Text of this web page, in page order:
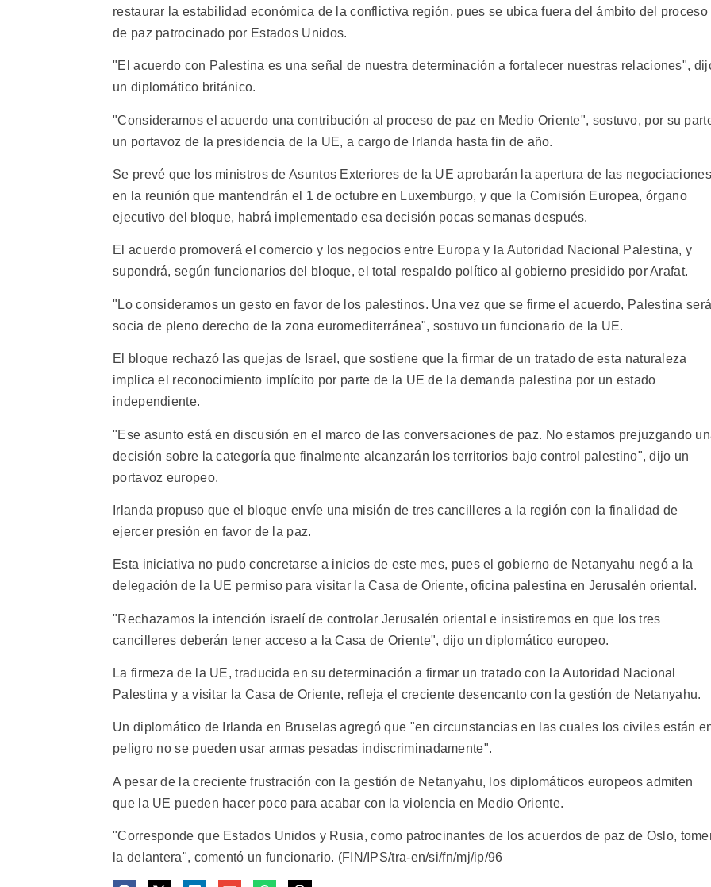
restaurar la estabilidad económica de la conflictiva región, pues se ubica fuera del ámbito del proceso
de paz patrocinado por Estados Unidos.
"El acuerdo con Palestina es una señal de nuestra determinación a fortalecer nuestras relaciones",
un diplomático británico.
"Consideramos el acuerdo una contribución al proceso de paz en Medio Oriente", sostuvo, por su
un portavoz de la presidencia de la UE, a cargo de Irlanda hasta fin de año.
Se prevé que los ministros de Asuntos Exteriores de la UE aprobarán la apertura de las negociaciones
en la reunión que mantendrán el 1 de octubre en Luxemburgo, y que la Comisión Europea, órgano
ejecutivo del bloque, habrá implementado esa decisión pocas semanas después.
El acuerdo promoverá el comercio y los negocios entre Europa y la Autoridad Nacional Palestina, y
supondrá, según funcionarios del bloque, el total respaldo político al gobierno presidido por Arafat.
"Lo consideramos un gesto en favor de los palestinos. Una vez que se firme el acuerdo, Palestina
socia de pleno derecho de la zona euromediterránea", sostuvo un funcionario de la UE.
El bloque rechazó las quejas de Israel, que sostiene que la firmar de un tratado de esta naturaleza
implica el reconocimiento implícito por parte de la UE de la demanda palestina por un estado
independiente.
"Ese asunto está en discusión en el marco de las conversaciones de paz. No estamos prejuzgando
decisión sobre la categoría que finalmente alcanzarán los territorios bajo control palestino", dijo un
portavoz europeo.
Irlanda propuso que el bloque envíe una misión de tres cancilleres a la región con la finalidad de
ejercer presión en favor de la paz.
Esta iniciativa no pudo concretarse a inicios de este mes, pues el gobierno de Netanyahu negó a la
delegación de la UE permiso para visitar la Casa de Oriente, oficina palestina en Jerusalén oriental.
"Rechazamos la intención israelí de controlar Jerusalén oriental e insistiremos en que los tres
cancilleres deberán tener acceso a la Casa de Oriente", dijo un diplomático europeo.
La firmeza de la UE, traducida en su determinación a firmar un tratado con la Autoridad Nacional
Palestina y a visitar la Casa de Oriente, refleja el creciente desencanto con la gestión de Netanyahu.
Un diplomático de Irlanda en Bruselas agregó que "en circunstancias en las cuales los civiles están
peligro no se pueden usar armas pesadas indiscriminadamente".
A pesar de la creciente frustración con la gestión de Netanyahu, los diplomáticos europeos admiten
que la UE pueden hacer poco para acabar con la violencia en Medio Oriente.
"Corresponde que Estados Unidos y Rusia, como patrocinantes de los acuerdos de paz de Oslo,
la delantera", comentó un funcionario. (FIN/IPS/tra-en/si/fn/mj/ip/96